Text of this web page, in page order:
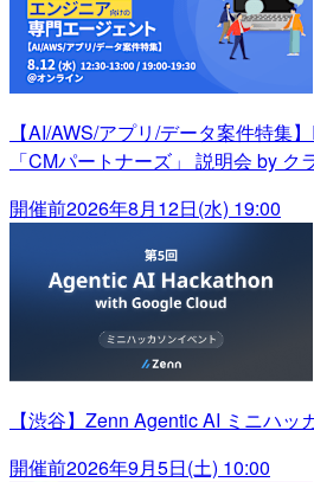
【AI/AWS/アプリ/データ案件特集
「CMパートナーズ」 説明会 by ク
開催前2026年8月12日(水) 19:00
【渋谷】Zenn Agentic AI ミニハ
開催前2026年9月5日(土) 10:00